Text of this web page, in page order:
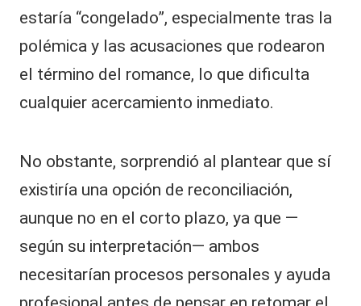
estaría “congelado”, especialmente tras la
polémica y las acusaciones que rodearon
el término del romance, lo que dificulta
cualquier acercamiento inmediato.
No obstante, sorprendió al plantear que sí
existiría una opción de reconciliación,
aunque no en el corto plazo, ya que —
según su interpretación— ambos
necesitarían procesos personales y ayuda